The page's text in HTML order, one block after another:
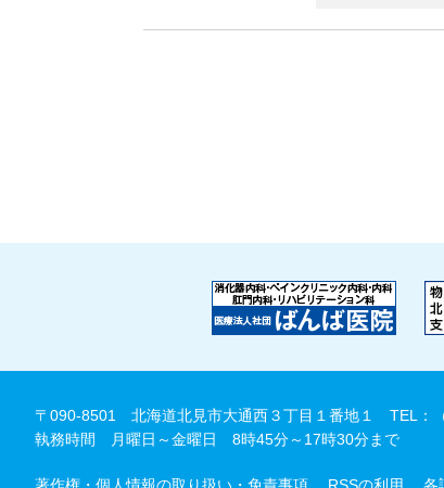
〒090-8501 北海道北見市大通西３丁目１番地１
TEL：
執務時間 月曜日～金曜日 8時45分～17時30分まで